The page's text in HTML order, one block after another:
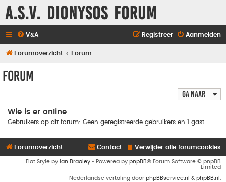
A.S.V. Dionysos Forum
V&A Aanmelden
Registreer
Forumoverzicht Forum
Forum
Ga naar
Wie is er online
Gebruikers op dit forum: Geen geregistreerde gebruikers en 1 gast
Forumoverzicht Verwijder alle forumcookies
Contact
Flat Style by Ian Bradley • Powered by phpBB® Forum Software © phpBB
Limited
Nederlandse vertaling door phpBBservice.nl & phpBB.nl .